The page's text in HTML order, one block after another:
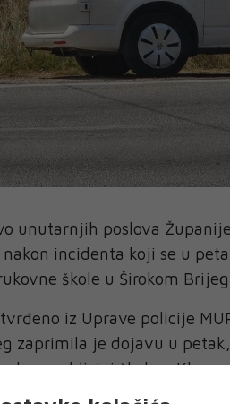
unutarnjih poslova
nakon incidenta koji se u
škole u Širokom
iz Uprave policije
zaprimila je dojavu u
da se u blizini škole u
koji „nose nešto“ te da bi